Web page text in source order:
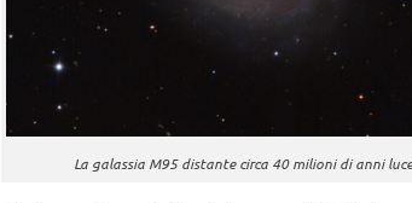
La galassia M95 distante circa 40 milioni di anni